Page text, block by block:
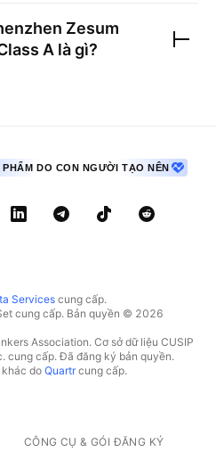
Zesum
A là gì?
PHẨM DO CON NGƯỜI TẠO NÊN
Services cung cấp.
cung cấp. Bản quyền © 2026
Association. Cơ sở dữ liệu CUSIP
cung cấp. Đã đăng ký bản quyền.
khác do Quartrcung cấp.
CÔNG CỤ & GÓI ĐĂNG KÝ